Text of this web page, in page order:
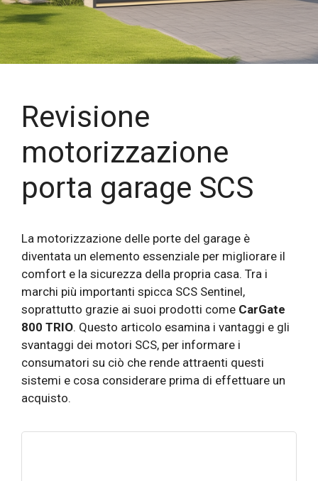
Revisione
motorizzazione
porta garage SCS
La motorizzazione delle porte del garage è
diventata un elemento essenziale per migliorare il
comfort e la sicurezza della propria casa. Tra i
marchi più importanti spicca SCS Sentinel,
soprattutto grazie ai suoi prodotti come CarGate
800 TRIO. Questo articolo esamina i vantaggi e gli
svantaggi dei motori SCS, per informare i
consumatori su ciò che rende attraenti questi
sistemi e cosa considerare prima di effettuare un
acquisto.